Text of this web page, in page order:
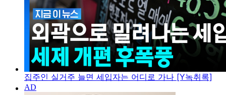
집주인 실거주 늘면 세입자는 어디로 가나 [Y녹취록]